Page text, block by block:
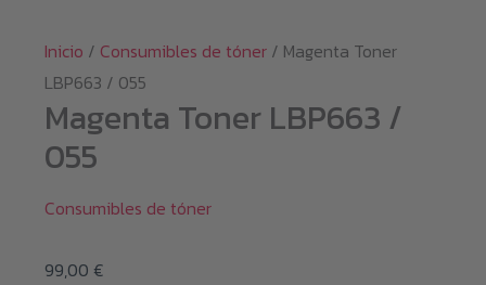
Inicio / Consumibles de tóner/ Magenta Toner
LBP663 / 055
Magenta Toner LBP663 /
055
Consumibles de tóner
99,00 €